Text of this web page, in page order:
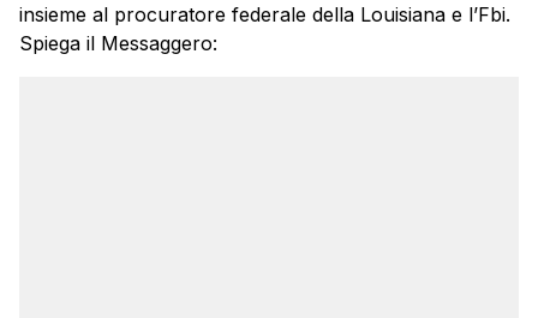
insieme al procuratore federale della Louisiana e l’Fbi.
Spiega il Messaggero: